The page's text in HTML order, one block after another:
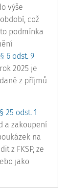
výše
což
podmínka
§ 6 odst. 9
2025 je
z příjmů
§ 25 odst. 1
a zakoupení
na
z FKSP, ze
jako